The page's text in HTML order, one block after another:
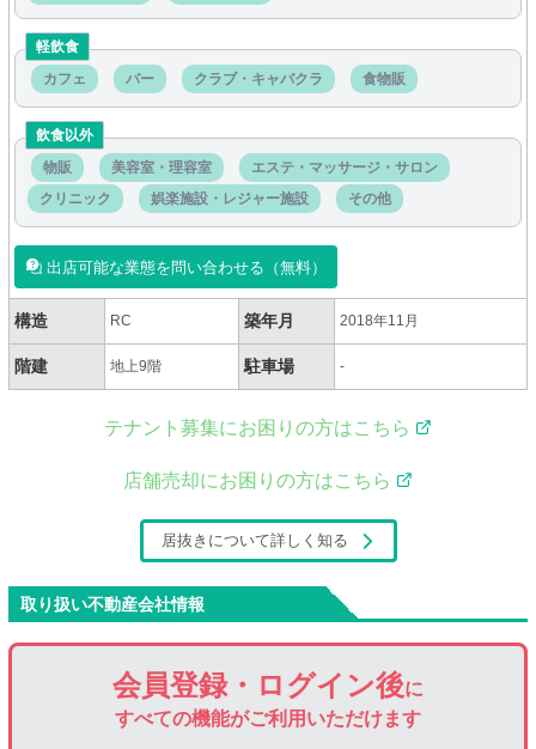
軽飲食
カフェ
バー クラブ・キャバクラ 食物販
飲食以外
物販
美容室・理容室
エステ・マッサージ・サロン
クリニック
娯楽施設・レジャー施設 その他
出店可能な業態を問い合わせる（無料）
構造 RC 築年月 2018年11月
階建 地上9階 駐車場 -
テナント募集にお困りの方はこちら
店舗売却にお困りの方はこちら
居抜きについて詳しく知る
取り扱い不動産会社情報
会員登録・ログイン後に
すべての機能がご利用いただけます